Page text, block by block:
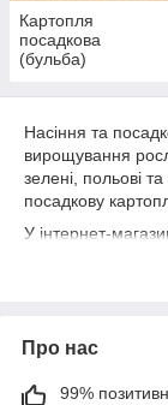
Картопля
посадкова
(бульба)
Насіння та
вирощування
зелені, польові
посадкову
У інтернет-
Україні.
асортимент і
Про нас
99%